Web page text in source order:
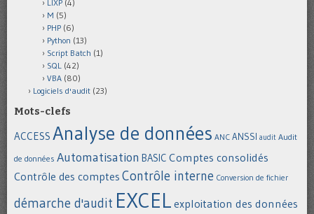
LIXP (4)
M (5)
PHP (6)
Python (13)
Script Batch (1)
SQL (42)
VBA (80)
Logiciels d'audit (23)
Mots-clefs
ACCESS Analyse de données ANC ANSSI audit Audit
de données Automatisation BASIC Comptes consolidés
Contrôle des comptes Contrôle interne Conversion de fichier
démarche d'audit EXCEL exploitation des données